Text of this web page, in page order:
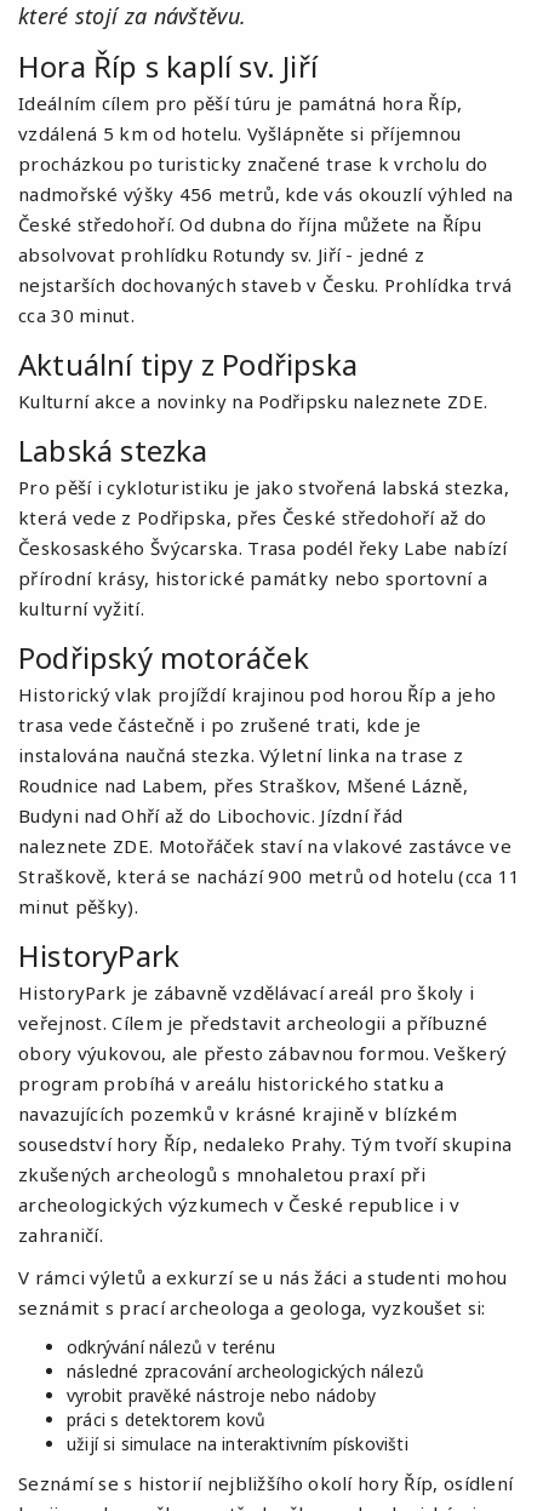
které stojí za návštěvu.
Hora Říp s kaplí sv. Jiří
Ideálním cílem pro pěší túru je památná hora Říp,
vzdálená 5 km od hotelu. Vyšlápněte si příjemnou
procházkou po turisticky značené trase k vrcholu do
nadmořské výšky 456 metrů, kde vás okouzlí výhled na
České středohoří. Od dubna do října můžete na Řípu
absolvovat prohlídku Rotundy sv. Jiří - jedné z
nejstarších dochovaných staveb v Česku. Prohlídka trvá
cca 30 minut.
Aktuální tipy z Podřipska
Kulturní akce a novinky na Podřipsku naleznete ZDE.
Labská stezka
Pro pěší i cykloturistiku je jako stvořená labská stezka,
která vede z Podřipska, přes České středohoří až do
Českosaského Švýcarska. Trasa podél řeky Labe nabízí
přírodní krásy, historické památky nebo sportovní a
kulturní vyžití.
Podřipský motoráček
Historický vlak projíždí krajinou pod horou Říp a jeho
trasa vede částečně i po zrušené trati, kde je
instalována naučná stezka. Výletní linka na trase z
Roudnice nad Labem, přes Straškov, Mšené Lázně,
Budyni nad Ohří až do Libochovic. Jízdní řád
naleznete ZDE. Motořáček staví na vlakové zastávce ve
Straškově, která se nachází 900 metrů od hotelu (cca 11
minut pěšky).
HistoryPark
HistoryPark je zábavně vzdělávací areál pro školy i
veřejnost. Cílem je představit archeologii a příbuzné
obory výukovou, ale přesto zábavnou formou. Veškerý
program probíhá v areálu historického statku a
navazujících pozemků v krásné krajině v blízkém
sousedství hory Říp, nedaleko Prahy. Tým tvoří skupina
zkušených archeologů s mnohaletou praxí při
archeologických výzkumech v České republice i v
zahraničí.
V rámci výletů a exkurzí se u nás žáci a studenti mohou
seznámit s prací archeologa a geologa, vyzkoušet si:
odkrývání nálezů v terénu
následné zpracování archeologických nálezů
vyrobit pravěké nástroje nebo nádoby
práci s detektorem kovů
užijí si simulace na interaktivním pískovišti
Seznámí se s historií nejbližšího okolí hory Říp, osídlení